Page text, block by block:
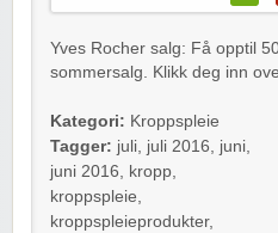
Yves Rocher salg: Få opptil
sommersalg. Klikk deg inn
Kategori: Kroppspleie
Tagger: juli, juli 2016, juni,
juni 2016, kropp,
kroppspleie,
kroppspleieprodukter,